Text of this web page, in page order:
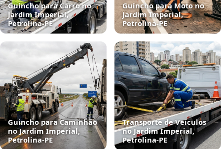
Guincho para Carro no
Jardim Imperial,
Petrolina‑PE
Guincho para Moto no
Jardim Imperial,
Petrolina‑PE
Guincho para Caminhão
no Jardim Imperial,
Petrolina‑PE
Transporte de Veículos
no Jardim Imperial,
Petrolina‑PE